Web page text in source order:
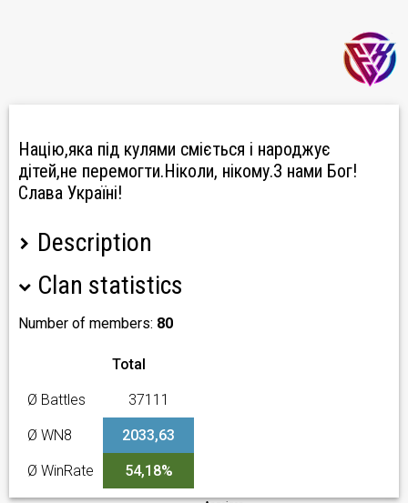
Націю,яка під кулями сміється і народжує
дітей,не перемогти.Ніколи, нікому.З нами Бог!
Слава Україні!
Description
Любіть Україну у сні й наяву, вишневу свою Україну,
красу її вічно живу і нову і мову її соловїну. Можеш
вибирати друзів і дружину, Вибрати не можна тільки
Батьківщину. Нема на світі України, Немає другого
✔️Наш другий клан EXUA
?Наша адреса TeamSpeak : EX_ANHL
Clan statistics
Number of members: 80
Total
Ø Battles 37111
Ø WN8 2033,63
Ø WinRate 54,18%